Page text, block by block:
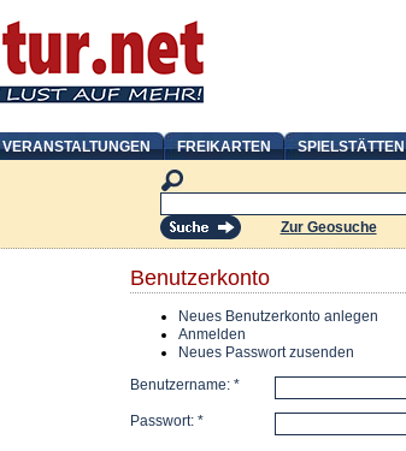
VERANSTALTUNGEN FREIKARTEN SPIELSTÄTTEN
Zur Geosuche
Benutzerkonto
Neues Benutzerkonto anlegen
Anmelden
Neues Passwort zusenden
Benutzername: *
Passwort: *